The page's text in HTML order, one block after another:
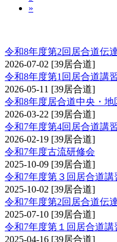
»
令和8年度第2回居合道伝
2026-07-02 [39居合道]
令和8年度第1回居合道講
2026-05-11 [39居合道]
令和8年度居合道中央・
2026-03-22 [39居合道]
令和7年度第4回居合道講
2026-02-19 [39居合道]
令和7年度古流研修会
2025-10-09 [39居合道]
令和7年度第３回居合道講
2025-10-02 [39居合道]
令和7年度第2回居合道伝
2025-07-10 [39居合道]
令和7年度第１回居合道講
2025-04-16 [39居合道]